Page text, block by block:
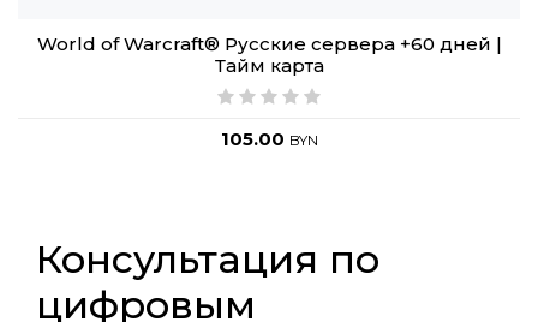
World of Warcraft® Русские сервера +60 дней |
Тайм карта
105.00 BYN
Консультация по
цифровым